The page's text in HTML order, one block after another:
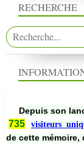
RECHERCHE
Depuis son
735
visiteurs
de cette mémoire,